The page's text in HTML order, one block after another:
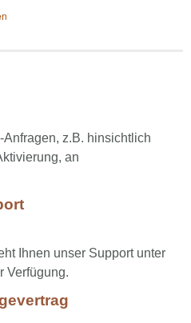
z.B. hinsichtlich
an
Ihnen unser Support unter
Verfügung.